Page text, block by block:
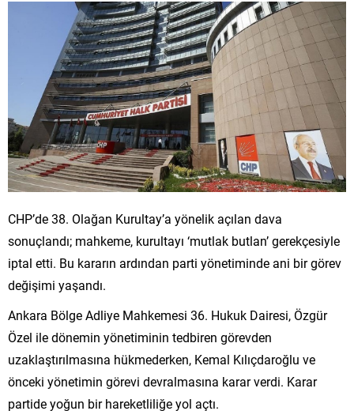
CHP’de 38. Olağan Kurultay’a yönelik açılan dava
sonuçlandı; mahkeme, kurultayı ‘mutlak butlan’ gerekçesiyle
iptal etti. Bu kararın ardından parti yönetiminde ani bir görev
değişimi yaşandı.
Ankara Bölge Adliye Mahkemesi 36. Hukuk Dairesi, Özgür
Özel ile dönemin yönetiminin tedbiren görevden
uzaklaştırılmasına hükmederken, Kemal Kılıçdaroğlu ve
önceki yönetimin görevi devralmasına karar verdi. Karar
partide yoğun bir hareketliliğe yol açtı.